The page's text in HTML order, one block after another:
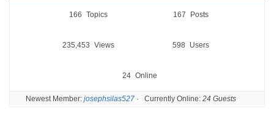
166 Topics 167 Posts
235,453 Views 598 Users
24 Online
Newest Member: josephsilas527 · Currently Online: 24 Guests